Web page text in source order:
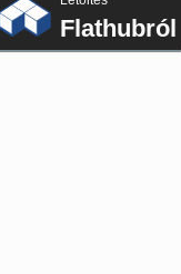
Flathubról